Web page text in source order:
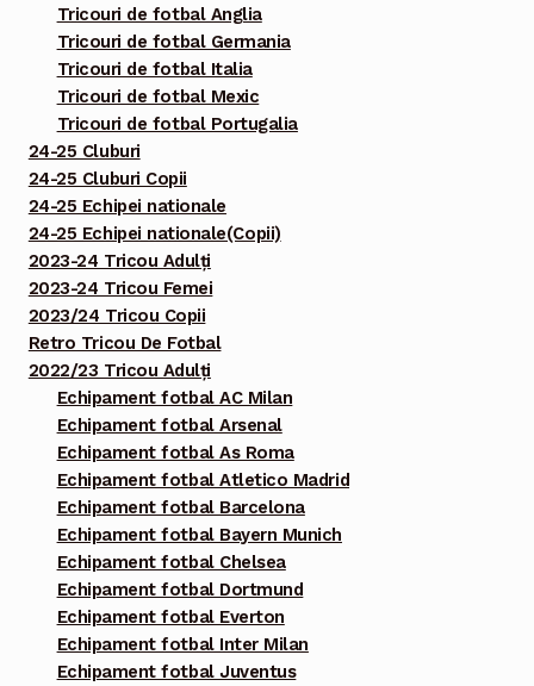
Tricouri de fotbal Anglia
Tricouri de fotbal Germania
Tricouri de fotbal Italia
Tricouri de fotbal Mexic
Tricouri de fotbal Portugalia
24-25 Cluburi
24-25 Cluburi Copii
24-25 Echipei nationale
24-25 Echipei nationale(Copii)
2023-24 Tricou Adulți
2023-24 Tricou Femei
2023/24 Tricou Copii
Retro Tricou De Fotbal
2022/23 Tricou Adulți
Echipament fotbal AC Milan
Echipament fotbal Arsenal
Echipament fotbal As Roma
Echipament fotbal Atletico Madrid
Echipament fotbal Barcelona
Echipament fotbal Bayern Munich
Echipament fotbal Chelsea
Echipament fotbal Dortmund
Echipament fotbal Everton
Echipament fotbal Inter Milan
Echipament fotbal Juventus